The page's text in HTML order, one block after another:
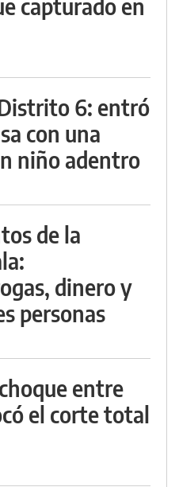
capturado en
6: entró
con una
niño adentro
de la
dinero y
personas
entre
el corte total